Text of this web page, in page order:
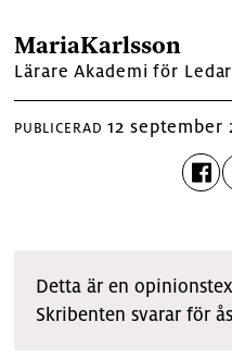
MariaKarlsson
Lärare Akademi för
PUBLICERAD 12
Detta är en
Skribenten svarar för